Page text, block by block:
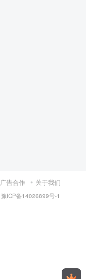
广告合作 关于我们
豫ICP备14026899号-1